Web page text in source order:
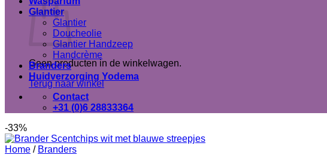
Geen producten in de winkelwagen.
Terug naar winkel
Glantier
Glantier
Doucheolie
Glantier Handzeep
Handcrème
Branders
Huidverzorging Yodema
Contact
+31 (0)6 28833364
-33%
Home / Branders